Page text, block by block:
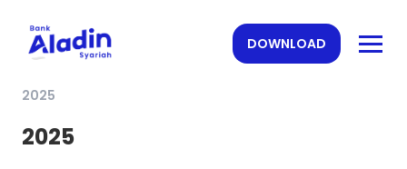
DOWNLOAD
2025
2025